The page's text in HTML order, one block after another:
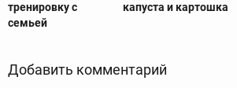
тренировку с
семьей
капуста и картошка
Добавить комментарий